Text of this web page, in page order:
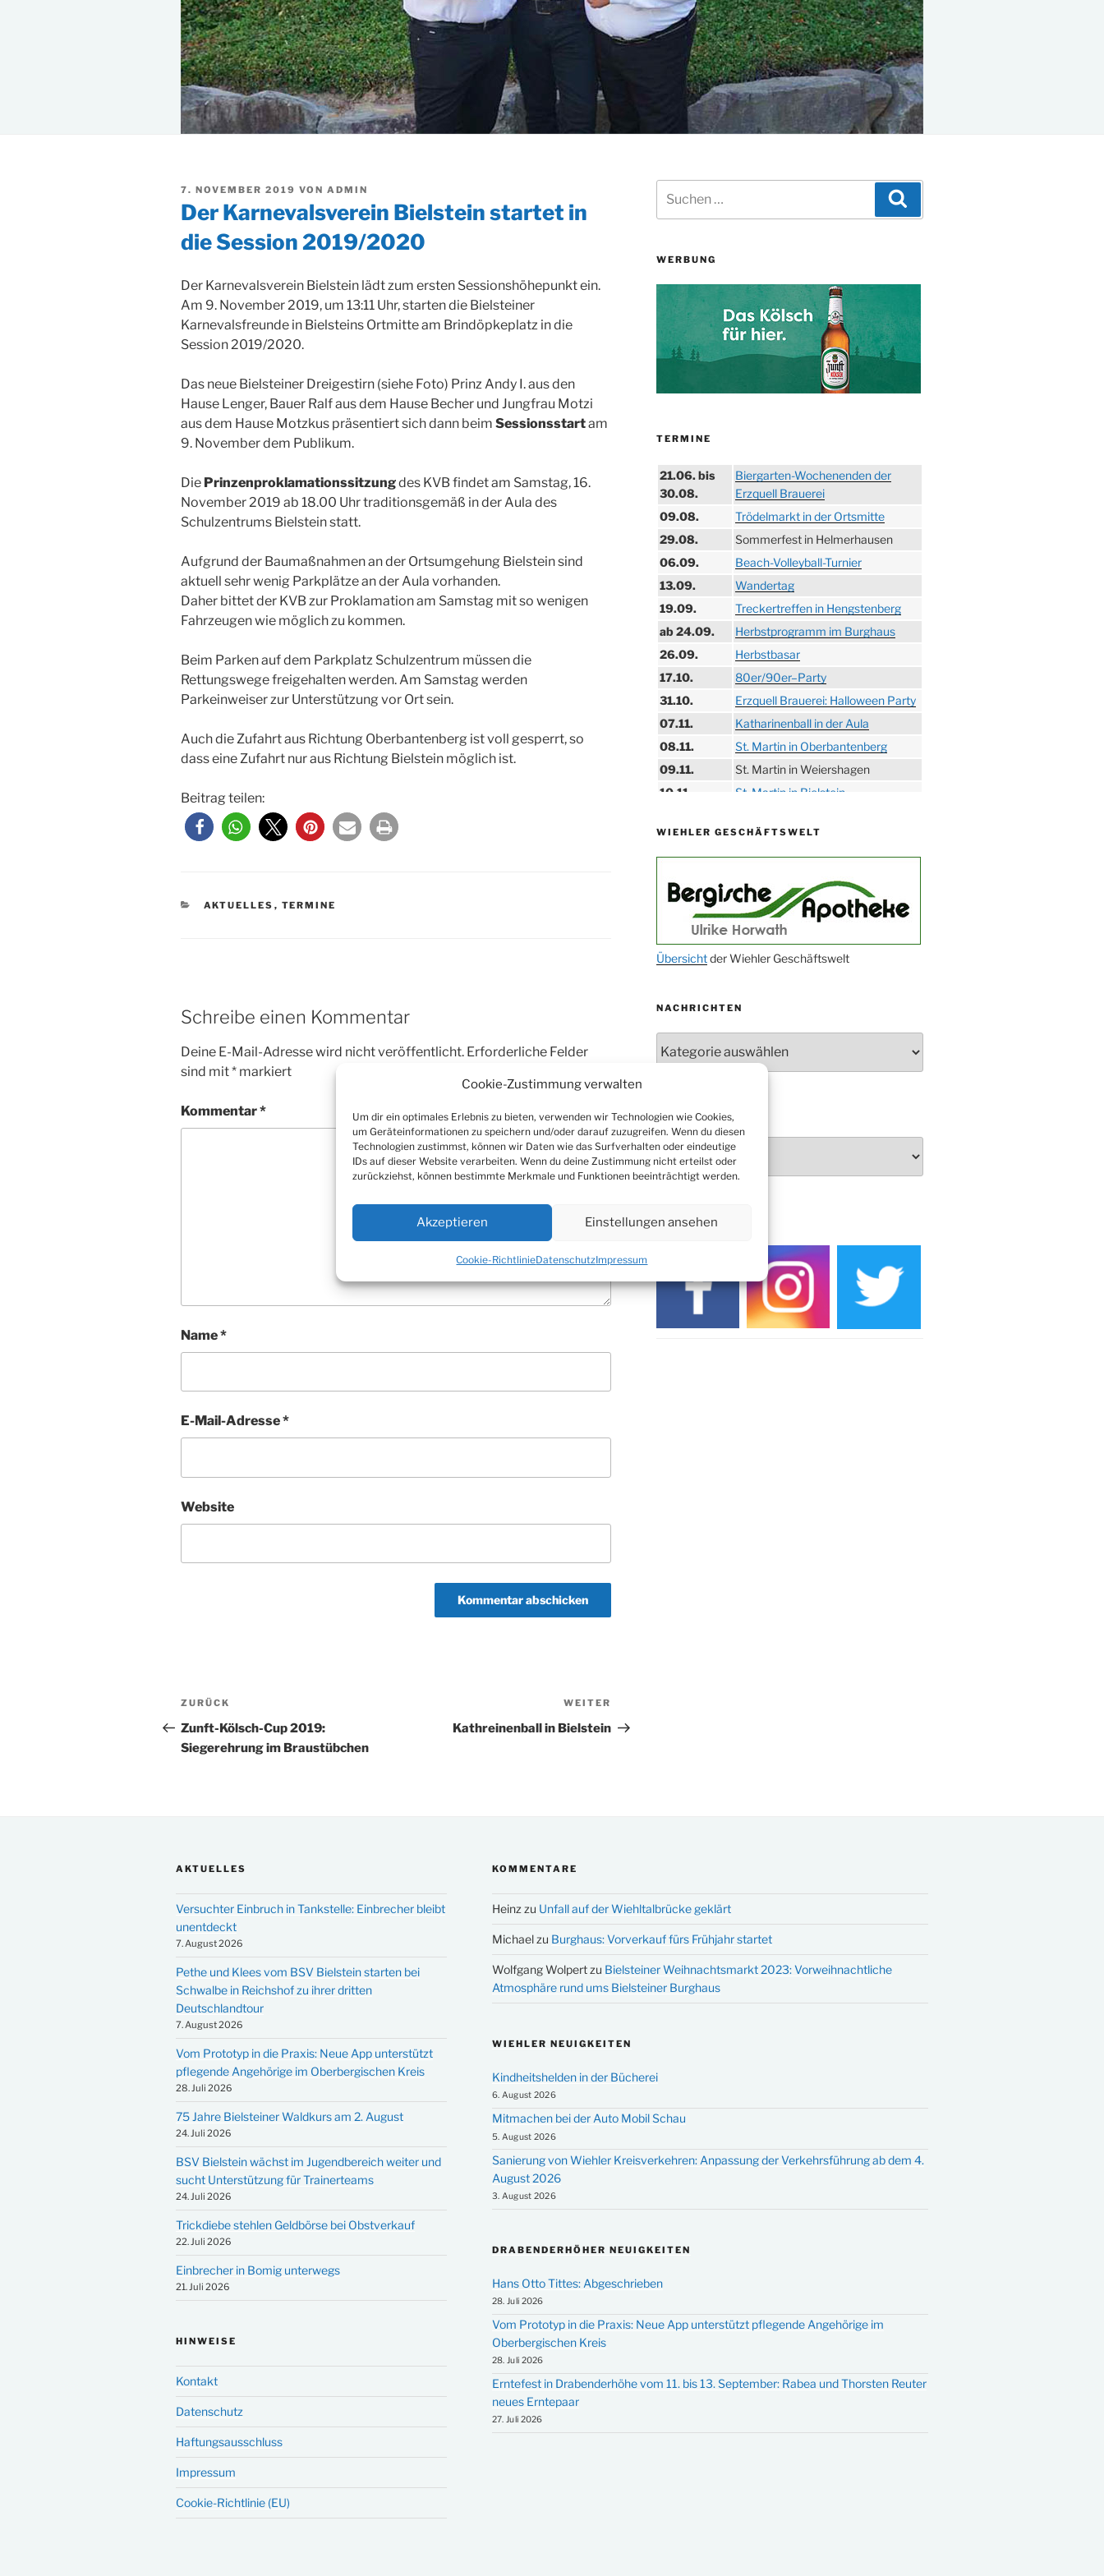
Cookie-Zustimmung verwalten
Um dir ein optimales Erlebnis zu bieten, verwenden wir Technologien wie Cookies,
um Geräteinformationen zu speichern und/oder darauf zuzugreifen. Wenn du diesen
Technologien zustimmst, können wir Daten wie das Surfverhalten oder eindeutige
IDs auf dieser Website verarbeiten. Wenn du deine Zustimmung nicht erteilst oder
zurückziehst, können bestimmte Merkmale und Funktionen beeinträchtigt werden.
Akzeptieren Einstellungen ansehen
Cookie-RichtlinieDatenschutzImpressum
VERÖFFENTLICHT
AM
7. NOVEMBER 2019 VON ADMIN
Der Karnevalsverein Bielstein startet in
die Session 2019/2020
Der Karnevalsverein Bielstein lädt zum ersten Sessionshöhepunkt ein.
Am 9. November 2019, um 13:11 Uhr, starten die Bielsteiner
Karnevalsfreunde in Bielsteins Ortmitte am Brindöpkeplatz in die
Session 2019/2020.
Das neue Bielsteiner Dreigestirn (siehe Foto) Prinz Andy I. aus den
Hause Lenger, Bauer Ralf aus dem Hause Becher und Jungfrau Motzi
aus dem Hause Motzkus präsentiert sich dann beim Sessionsstartam
9. November dem Publikum.
Die Prinzenproklamationssitzungdes KVB findet am Samstag, 16.
November 2019 ab 18.00 Uhr traditionsgemäß in der Aula des
Schulzentrums Bielstein statt.
Aufgrund der Baumaßnahmen an der Ortsumgehung Bielstein sind
aktuell sehr wenig Parkplätze an der Aula vorhanden.
Daher bittet der KVB zur Proklamation am Samstag mit so wenigen
Fahrzeugen wie möglich zu kommen.
Beim Parken auf dem Parkplatz Schulzentrum müssen die
Rettungswege freigehalten werden. Am Samstag werden
Parkeinweiser zur Unterstützung vor Ort sein.
Auch die Zufahrt aus Richtung Oberbantenberg ist voll gesperrt, so
dass eine Zufahrt nur aus Richtung Bielstein möglich ist.
Beitrag teilen:
KATEGORIEN
AKTUELLES , TERMINE
Schreibe einen Kommentar
Deine E-Mail-Adresse wird nicht veröffentlicht. Erforderliche Felder
sind mit* markiert
Kommentar*
Name*
E-Mail-Adresse*
Website
Beitragsnavigation
Vorheriger
Beitrag
ZURÜCK
Zunft-Kölsch-Cup 2019:
Siegerehrung im Braustübchen
Beitrag
WEITER
Kathreinenball in Bielstein
nach:
WERBUNG
TERMINE
21.06. bis
30.08.
Biergarten-Wochenenden der
Erzquell Brauerei
09.08.
Trödelmarkt in der Ortsmitte
29.08.
Sommerfest in Helmerhausen
06.09.
Beach-Volleyball-Turnier
13.09.
Wandertag
19.09.
Treckertreffen in Hengstenberg
ab 24.09.
Herbstprogramm im Burghaus
26.09.
Herbstbasar
17.10.
80er/90er–Party
31.10.
Erzquell Brauerei: Halloween Party
07.11.
Katharinenball in der Aula
08.11.
St. Martin in Oberbantenberg
09.11.
St. Martin in Weiershagen
10.11.
St. Martin in Bielstein
14.11.
Proklamation der Tollitäten
15.11.
Konzert Bielsteiner Männerchor
15.11.
Volkstrauertag am Ehrenmal
27.11.
Anknipsfest an der
Oberbantenberger Kirche
29.11.
Adventskonzert Frauenchor
Oberbantenberg
06.12.
Adventsfeier im Ev. Gemeindehaus
24.09. bis
10.12.
Herbstprogramm Burghaus
Bielstein
Weihnachtsmarkt rund um die
WIEHLER GESCHÄFTSWELT
Übersichtder Wiehler Geschäftswelt
NACHRICHTEN
ARCHIV
Archiv
SOZIALE MEDIEN
AKTUELLES
Versuchter Einbruch in Tankstelle: Einbrecher bleibt
unentdeckt
7. August 2026
Pethe und Klees vom BSV Bielstein starten bei
Schwalbe in Reichshof zu ihrer dritten
Deutschlandtour
7. August 2026
Vom Prototyp in die Praxis: Neue App unterstützt
pflegende Angehörige im Oberbergischen Kreis
28. Juli 2026
75 Jahre Bielsteiner Waldkurs am 2. August
24. Juli 2026
BSV Bielstein wächst im Jugendbereich weiter und
sucht Unterstützung für Trainerteams
24. Juli 2026
Trickdiebe stehlen Geldbörse bei Obstverkauf
22. Juli 2026
Einbrecher in Bomig unterwegs
21. Juli 2026
HINWEISE
Kontakt
Datenschutz
Haftungsausschluss
Impressum
Cookie-Richtlinie (EU)
KOMMENTARE
Heinz zu Unfall auf der Wiehltalbrücke geklärt
Michaelzu Burghaus: Vorverkauf fürs Frühjahr startet
Wolfgang Wolpertzu Bielsteiner Weihnachtsmarkt 2023: Vorweihnachtliche
Atmosphäre rund ums Bielsteiner Burghaus
WIEHLER NEUIGKEITEN
Kindheitshelden in der Bücherei
6. August 2026
Mitmachen bei der Auto Mobil Schau
5. August 2026
Sanierung von Wiehler Kreisverkehren: Anpassung der Verkehrsführung ab dem 4.
August 2026
3. August 2026
DRABENDERHÖHER NEUIGKEITEN
Hans Otto Tittes: Abgeschrieben
28. Juli 2026
Vom Prototyp in die Praxis: Neue App unterstützt pflegende Angehörige im
Oberbergischen Kreis
28. Juli 2026
Erntefest in Drabenderhöhe vom 11. bis 13. September: Rabea und Thorsten Reuter
neues Erntepaar
27. Juli 2026